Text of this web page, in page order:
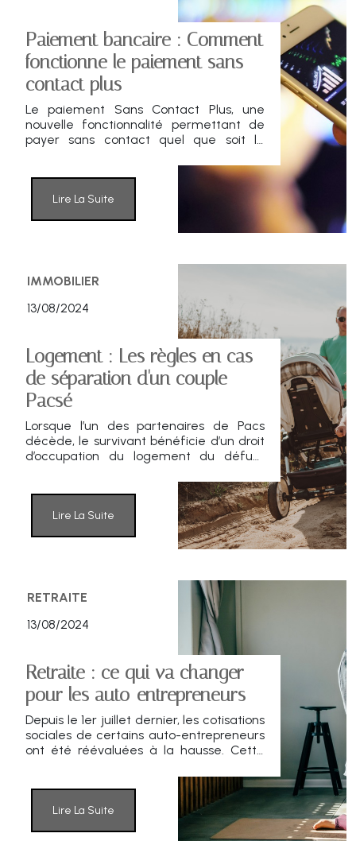
Paiement bancaire : Comment
fonctionne le paiement sans
contact plus
Le paiement Sans Contact Plus, une
nouvelle fonctionnalité permettant de
payer sans contact quel que soit le
Lire La Suite
IMMOBILIER
13/08/2024
Logement : Les règles en cas
de séparation d'un couple
Pacsé
Lorsque l’un des partenaires de Pacs
décède, le survivant bénéficie d’un droit
d’occupation du logement du défunt
période, le devenir du bien dépend de
multiples éléments : l’existence ou non
d’un testament, par exemple. Le
partenaire survivant peut être amené à
devoir quitter le logement, voire à en
Lire La Suite
RETRAITE
13/08/2024
Retraite : ce qui va changer
pour les auto-entrepreneurs
Depuis le 1er juillet dernier, les cotisations
sociales de certains auto-entrepreneurs
ont été réévaluées à la hausse. Cette
à la retraite complémentaire et à
augmenter le montant de leur pension.
Lire La Suite